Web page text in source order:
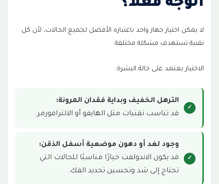
الوجه فعلاً؟
لا يمكن اختيار جهاز واحد باعتباره الأفضل لجميع الحالات، لأن كل
تقنية تستهدف مشكلة مختلفة.
الاختيار يعتمد على حالة البشرة:
الترهل الخفيف وبداية فقدان المرونة:
قد تناسب تقنيات مثل الهايفو أو الالترافورمر.
وجود لغد أو دهون موضعية أسفل الذقن:
قد يكون الاندولفت خيارًا مناسبًا للحالات التي
تحتاج إلى شد وتحسين تحديد الفك.